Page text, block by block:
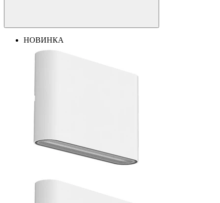
НОВИНКА